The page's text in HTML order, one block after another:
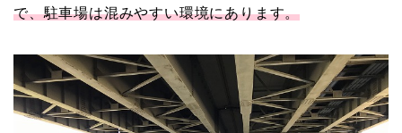
で、駐車場は混みやすい環境にあります。